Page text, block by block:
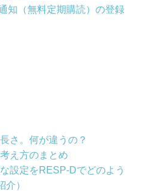
知（無料定期購読）の登録
さ。何が違うの？
え方のまとめ
設定をRESP-Dでどのよう
）